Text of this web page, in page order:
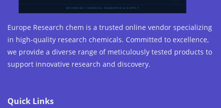
Europe Research chem is a trusted online vendor specializing
in high-quality research chemicals. Committed to excellence,
we provide a diverse range of meticulously tested products to
support innovative research and discovery.
Quick Links